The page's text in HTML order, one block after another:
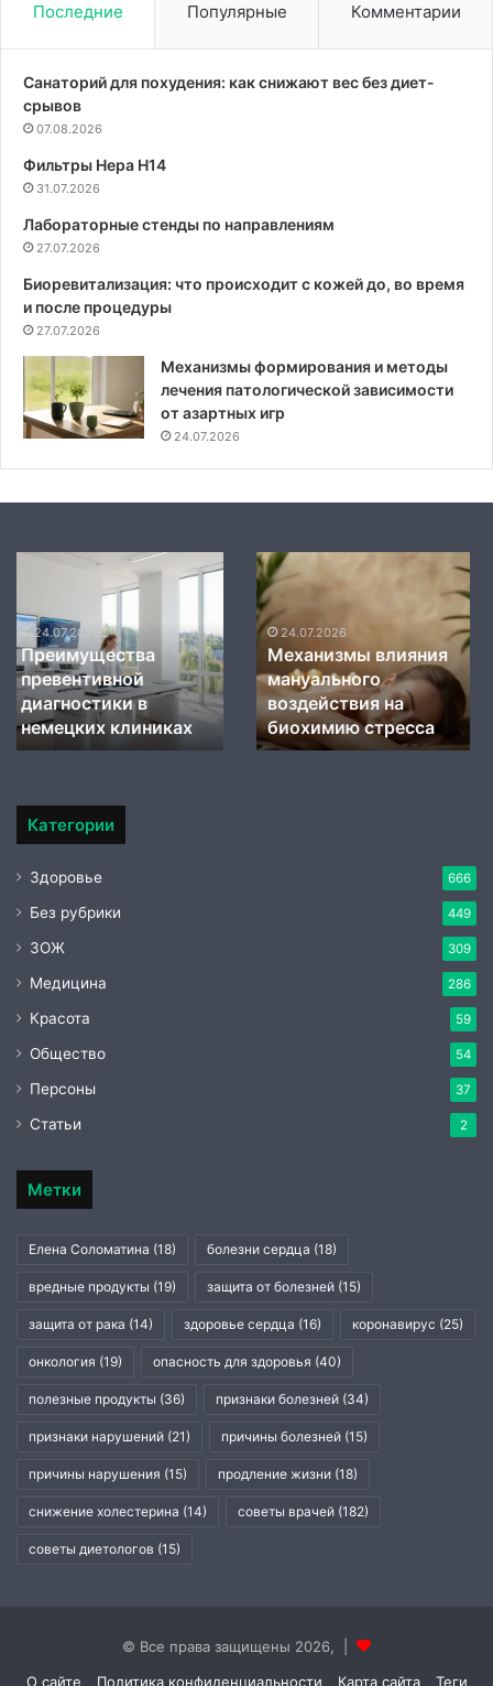
Последние Популярные Комментарии
Санаторий для похудения: как снижают вес без диет-
срывов
07.08.2026
Фильтры Hepa Н14
31.07.2026
Лабораторные стенды по направлениям
27.07.2026
Биоревитализация: что происходит с кожей до, во время
и после процедуры
27.07.2026
Механизмы формирования и методы
лечения патологической зависимости
от азартных игр
24.07.2026
Механизмы
мануального
воздействия
на
биохимию
стресса
24.07.2026
Механизмы влияния
мануального
воздействия на
биохимию стресса
Современные
стандарты
диагностики
и
терапии
органов
пищеварения
в
немецких
24.07.2026
Современные
стандарты
диагностики и
терапии органов
пищеварения в
немецких центрах
Категории
Здоровье 666
Без рубрики 449
ЗОЖ 309
Медицина 286
Красота 59
Общество 54
Персоны 37
Статьи 2
Метки
Елена Соломатина (18) болезни сердца (18)
вредные продукты (19) защита от болезней (15)
защита от рака (14) здоровье сердца (16) коронавирус (25)
онкология (19) опасность для здоровья (40)
полезные продукты (36) признаки болезней (34)
признаки нарушений (21) причины болезней (15)
причины нарушения (15) продление жизни (18)
снижение холестерина (14) советы врачей (182)
советы диетологов (15)
© Все права защищены 2026, |
О сайте
Политика конфиденциальности Карта сайта Теги